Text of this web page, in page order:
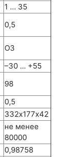
1 … 35
0,5
О3
–30 … +55
98
0,5
332х177х42
не менее
80000
0,98758